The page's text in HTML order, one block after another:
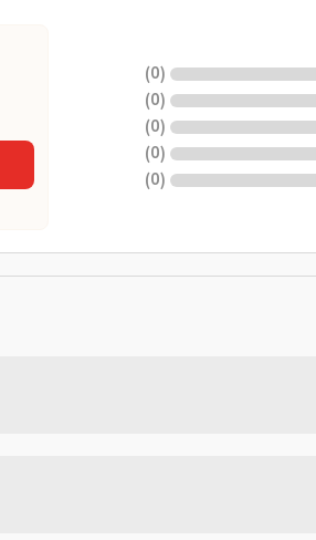
(
0
)
(
0
)
(
0
)
(
0
)
(
0
)